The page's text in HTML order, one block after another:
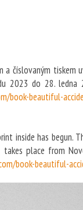
číslovaným tiskem
2023 do 28. ledna
book-beautiful-
inside has begun.
takes place from
book-beautiful-